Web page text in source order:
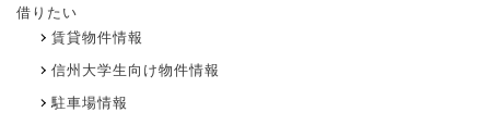
借りたい
賃貸物件情報
信州大学生向け物件情報
駐車場情報